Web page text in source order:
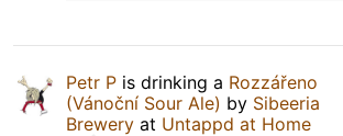
Petr P is drinking a Rozzářeno
(Vánoční Sour Ale) by Sibeeria
Brewery at Untappd at Home